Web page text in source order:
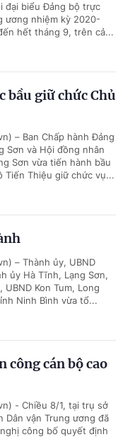
đại biểu Đảng bộ trực
ương nhiệm kỳ 2020-
hết tháng 9, trên cả...
bầu giữ chức Chủ
– Ban Chấp hành Đảng
Sơn và Hội đồng nhân
Sơn vừa tiến hành bầu
Tiến Thiệu giữ chức vụ...
– Thành ủy, UBND
ủy Hà Tĩnh, Lạng Sơn,
UBND Kon Tum, Long
Ninh Bình vừa tổ...
công cán bộ cao
- Chiều 8/1, tại trụ sở
Dân vận Trung ương đã
công bố quyết định